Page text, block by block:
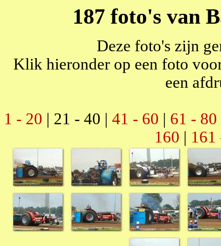
187 foto's van
Deze foto's zijn
Klik hieronder op een foto
een
1 - 20 | 21 - 40 | 41 - 60 | 61 - 80
160 | 161